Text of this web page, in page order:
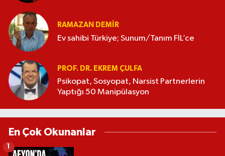
RAMAZAN DEMİR
Ev sahibi Türkiye; Sunum/Tanım FİL’ce
PROF. DR. EKREM ÇULFA
Psikopat, Sosyopat, Narsist Partnerlerin
Yaptığı 50 Manipülasyon
En Çok Okunanlar
1